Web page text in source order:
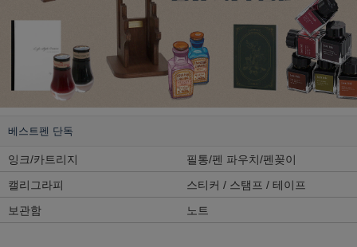
베스트펜 단독
잉크/카트리지
필통/펜 파우치/펜꽂이
캘리그라피
스티커 / 스탬프 / 테이프
보관함
노트